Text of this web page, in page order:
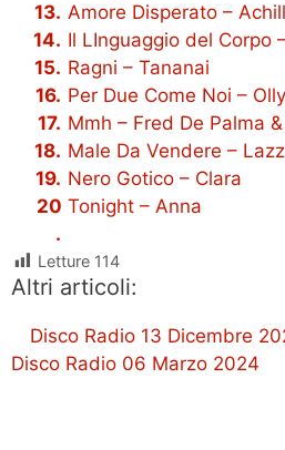
Amore Disperato –
Il LInguaggio del Corpo
Ragni – Tananai
Per Due Come Noi –
Mmh – Fred De Palma
Male Da Vendere –
Nero Gotico – Clara
Tonight – Anna
Letture 114
Altri articoli:
Disco Radio 13 Dicembre
Disco Radio 06 Marzo 2024